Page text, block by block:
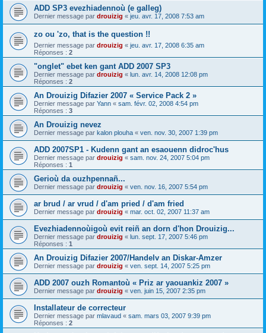
ADD SP3 evezhiadennoù (e galleg)
Dernier message par drouizig « jeu. avr. 17, 2008 7:53 am
zo ou 'zo, that is the question !!
Dernier message par drouizig « jeu. avr. 17, 2008 6:35 am
Réponses : 2
"onglet" ebet ken gant ADD 2007 SP3
Dernier message par drouizig « lun. avr. 14, 2008 12:08 pm
Réponses : 2
An Drouizig Difazier 2007 « Service Pack 2 »
Dernier message par Yann « sam. févr. 02, 2008 4:54 pm
Réponses : 3
An Drouizig nevez
Dernier message par kalon plouha « ven. nov. 30, 2007 1:39 pm
ADD 2007SP1 - Kudenn gant an esaouenn didroc'hus
Dernier message par drouizig « sam. nov. 24, 2007 5:04 pm
Réponses : 1
Gerioù da ouzhpennañ...
Dernier message par drouizig « ven. nov. 16, 2007 5:54 pm
ar brud / ar vrud / d'am pried / d'am fried
Dernier message par drouizig « mar. oct. 02, 2007 11:37 am
Evezhiadennoùigoù evit reiñ an dorn d'hon Drouizig...
Dernier message par drouizig « lun. sept. 17, 2007 5:46 pm
Réponses : 1
An Drouizig Difazier 2007/Handelv an Diskar-Amzer
Dernier message par drouizig « ven. sept. 14, 2007 5:25 pm
ADD 2007 ouzh Romantoù « Priz ar yaouankiz 2007 »
Dernier message par drouizig « ven. juin 15, 2007 2:35 pm
Installateur de correcteur
Dernier message par mlavaud « sam. mars 03, 2007 9:39 pm
Réponses : 2